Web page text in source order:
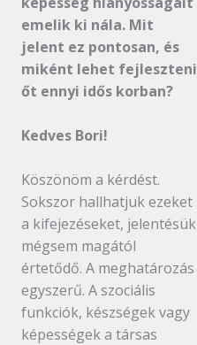
emelik ki nála. Mit
jelent ez pontosan, és
miként lehet fejleszteni
őt ennyi idős korban?
Kedves Bori!
Köszönöm a kérdést.
Sokszor hallhatjuk ezeket
a kifejezéseket, jelentésük
mégsem magától
értetődő. A meghatározás
egyszerű. A szociális
funkciók, készségek vagy
képességek a társas